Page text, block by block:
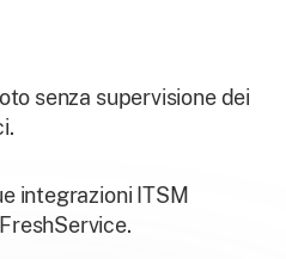
senza supervisione dei
integrazioni ITSM